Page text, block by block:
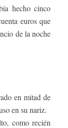
hecho cinco
euros que
de la noche
en mitad de
en su nariz.
como recién